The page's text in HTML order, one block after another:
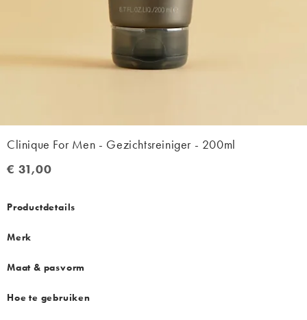
Clinique For Men - Gezichtsreiniger - 200ml
€ 31,00
€ 31,00
Productdetails
Merk
Maat & pasvorm
Hoe te gebruiken